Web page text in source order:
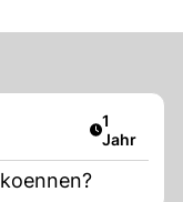
Artikel
1
Jahr